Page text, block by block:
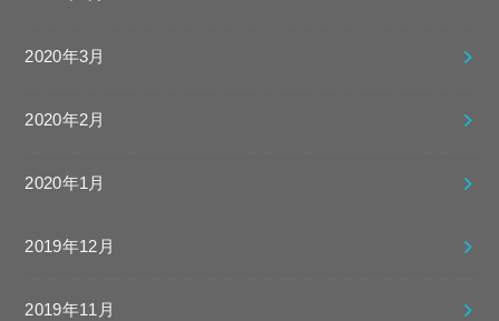
2020年3月
2020年2月
2020年1月
2019年12月
2019年11月